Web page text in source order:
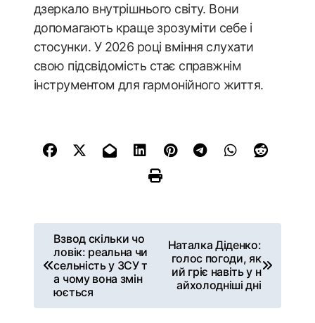
дзеркало внутрішнього світу. Вони
допомагають краще зрозуміти себе і
стосунки. У 2026 році вміння слухати
свою підсвідомість стає справжнім
інструментом для гармонійного життя.
Взвод скільки чо
ловік: реальна чи
сельність у ЗСУ т
а чому вона змін
юється
Наталка Діденко:
голос погоди, як
ий гріє навіть у н
айхолодніші дні